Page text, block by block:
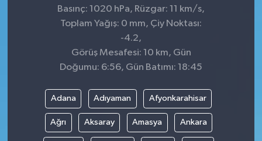
Basınç: 1020 hPa, Rüzgar: 11 km/s,
Toplam Yağış: 0 mm, Çiy Noktası:
-4.2,
Görüş Mesafesi: 10 km, Gün
Doğumu: 6:56, Gün Batımı: 18:45
Adana Adıyaman Afyonkarahisar
Ağrı Aksaray Amasya Ankara